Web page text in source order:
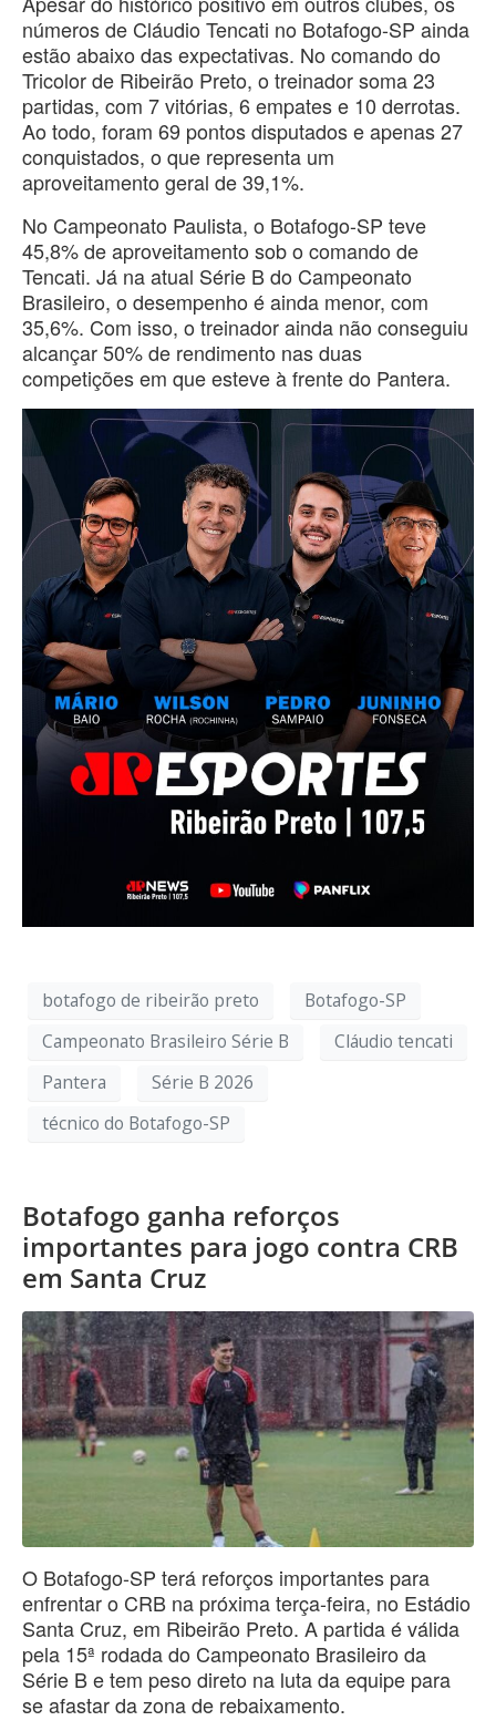
números de Cláudio Tencati no Botafogo-SP ainda
estão abaixo das expectativas. No comando do
Tricolor de Ribeirão Preto, o treinador soma 23
partidas, com 7 vitórias, 6 empates e 10 derrotas.
Ao todo, foram 69 pontos disputados e apenas 27
conquistados, o que representa um
aproveitamento geral de 39,1%.
No Campeonato Paulista, o Botafogo-SP teve
45,8% de aproveitamento sob o comando de
Tencati. Já na atual Série B do Campeonato
Brasileiro, o desempenho é ainda menor, com
35,6%. Com isso, o treinador ainda não conseguiu
alcançar 50% de rendimento nas duas
competições em que esteve à frente do Pantera.
botafogo de ribeirão preto
Botafogo-SP
Campeonato Brasileiro Série B
Cláudio tencati
Pantera
Série B 2026
técnico do Botafogo-SP
Botafogo ganha reforços
importantes para jogo contra CRB
em Santa Cruz
O Botafogo-SP terá reforços importantes para
enfrentar o CRB na próxima terça-feira, no Estádio
Santa Cruz, em Ribeirão Preto. A partida é válida
pela 15ª rodada do Campeonato Brasileiro da
Série B e tem peso direto na luta da equipe para
se afastar da zona de rebaixamento.